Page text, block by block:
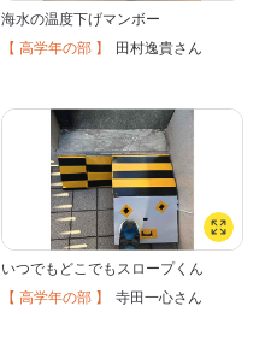
海水の温度下げマンボー
【 高学年の部 】 田村逸貴さん
いつでもどこでもスロープくん
【 高学年の部 】 寺田一心さん